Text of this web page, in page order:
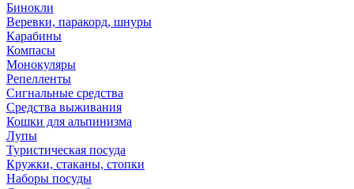
Бинокли
Веревки, паракорд, шнуры
Карабины
Компасы
Монокуляры
Репелленты
Сигнальные средства
Средства выживания
Кошки для альпинизма
Лупы
Туристическая посуда
Кружки, стаканы, стопки
Наборы посуды